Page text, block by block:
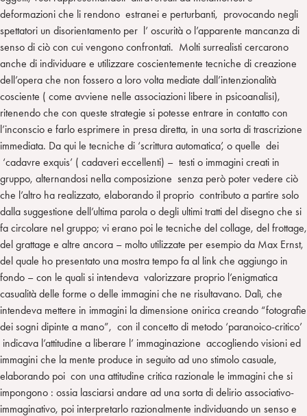
deformazioni che li rendono estranei e perturbanti, provocando negli
spettatori un disorientamento per l’ oscurità o l’apparente mancanza di
senso di ciò con cui vengono confrontati. Molti surrealisti cercarono
anche di individuare e utilizzare coscientemente tecniche di creazione
dell’opera che non fossero a loro volta mediate dall’intenzionalità
cosciente ( come avviene nelle associazioni libere in psicoanalisi),
ritenendo che con queste strategie si potesse entrare in contatto con
l’inconscio e farlo esprimere in presa diretta, in una sorta di trascrizione
immediata. Da qui le tecniche di ‘scrittura automatica’, o quelle dei
‘cadavre exquis’ ( cadaveri eccellenti) – testi o immagini creati in
gruppo, alternandosi nella composizione senza però poter vedere ciò
che l’altro ha realizzato, elaborando il proprio contributo a partire solo
dalla suggestione dell’ultima parola o degli ultimi tratti del disegno che si
fa circolare nel gruppo; vi erano poi le tecniche del collage, del frottage,
del grattage e altre ancora – molto utilizzate per esempio da Max Ernst,
del quale ho presentato una mostra tempo fa al link che aggiungo in
fondo – con le quali si intendeva valorizzare proprio l’enigmatica
casualità delle forme o delle immagini che ne risultavano. Dalì, che
intendeva mettere in immagini la dimensione onirica creando “fotografie
dei sogni dipinte a mano”, con il concetto di metodo ‘paranoico-critico’
indicava l’attitudine a liberare l’ immaginazione accogliendo visioni ed
immagini che la mente produce in seguito ad uno stimolo casuale,
elaborando poi con una attitudine critica razionale le immagini che si
impongono : ossia lasciarsi andare ad una sorta di delirio associativo-
immaginativo, poi interpretarlo razionalmente individuando un senso e